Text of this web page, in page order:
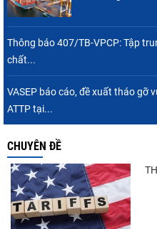
Thông báo 407/TB-VPCP: Tập
chất...
VASEP báo cáo, đề xuất tháo gỡ
ATTP tại...
CHUYÊN ĐỀ